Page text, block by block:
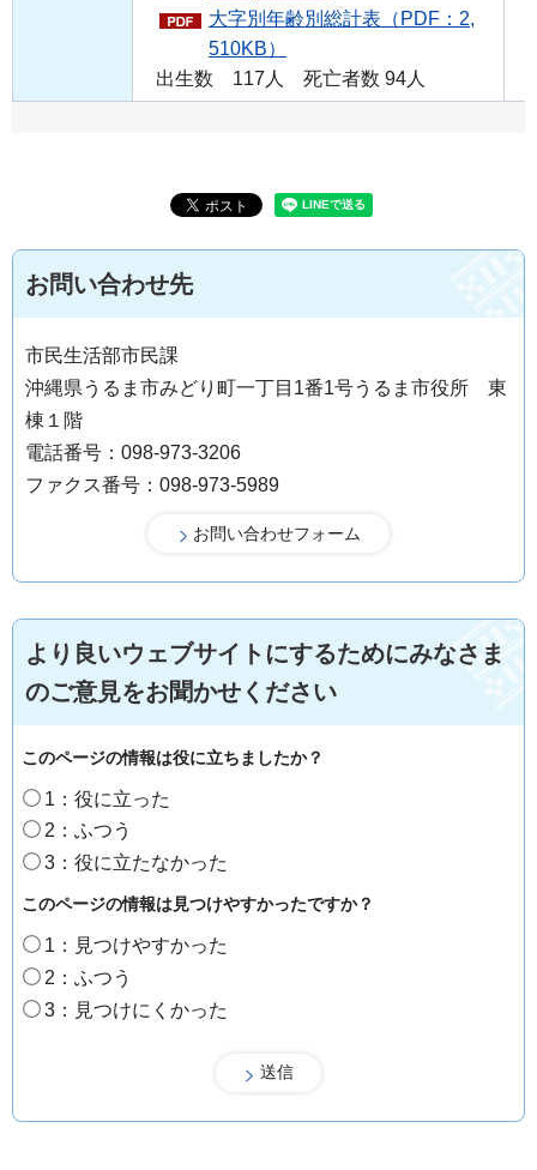
大字別年齢別総計表（PDF：2,
510KB）
出生数 117人 死亡者数 94人
お問い合わせ先
市民生活部市民課
沖縄県うるま市みどり町一丁目1番1号うるま市役所 東
棟１階
電話番号：098-973-3206
ファクス番号：098-973-5989
より良いウェブサイトにするためにみなさま
のご意見をお聞かせください
このページの情報は役に立ちましたか？
1：役に立った
2：ふつう
3：役に立たなかった
このページの情報は見つけやすかったですか？
1：見つけやすかった
2：ふつう
3：見つけにくかった